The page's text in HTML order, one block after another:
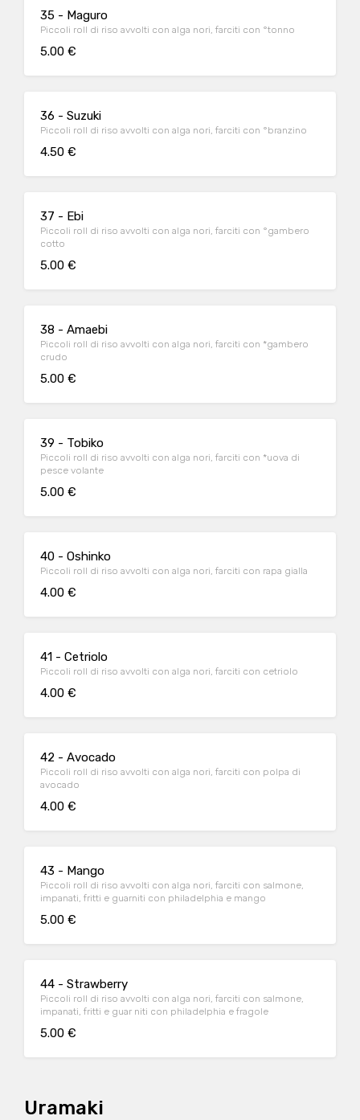
35 - Maguro
Piccoli roll di riso avvolti con alga nori, farciti con °tonno
5.00 €
36 - Suzuki
Piccoli roll di riso avvolti con alga nori, farciti con °branzino
4.50 €
37 - Ebi
Piccoli roll di riso avvolti con alga nori, farciti con °gambero
cotto
5.00 €
38 - Amaebi
Piccoli roll di riso avvolti con alga nori, farciti con *gambero
crudo
5.00 €
39 - Tobiko
Piccoli roll di riso avvolti con alga nori, farciti con *uova di
pesce volante
5.00 €
40 - Oshinko
Piccoli roll di riso avvolti con alga nori, farciti con rapa gialla
4.00 €
41 - Cetriolo
Piccoli roll di riso avvolti con alga nori, farciti con cetriolo
4.00 €
42 - Avocado
Piccoli roll di riso avvolti con alga nori, farciti con polpa di
avocado
4.00 €
43 - Mango
Piccoli roll di riso avvolti con alga nori, farciti con salmone,
impanati, fritti e guarniti con philadelphia e mango
5.00 €
44 - Strawberry
Piccoli roll di riso avvolti con alga nori, farciti con salmone,
impanati, fritti e guar niti con philadelphia e fragole
5.00 €
Uramaki